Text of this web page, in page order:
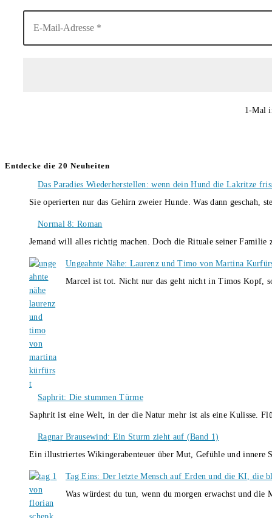
1-Mal
Entdecke die 20 Neuheiten
Das Paradies Wiederherstellen: wenn dein Hund die Lakritze
Sie operierten nur das Gehirn zweier Hunde. Was dann
Normal 8: Roman
Jemand will alles richtig machen. Doch die Rituale seiner
Ungeahnte Nähe: Laurenz und Timo von Martina
Marcel ist tot. Nicht nur das geht nicht in Timos Kopf,
Saphrit: Die stummen Türme
Saphrit ist eine Welt, in der die Natur mehr ist als eine Kulisse.
Ragnar Brausewind: Ein Sturm zieht auf (Band 1)
Ein illustriertes Wikingerabenteuer über Mut, Gefühle und
Tag Eins: Der letzte Mensch auf Erden und die KI, die
Was würdest du tun, wenn du morgen erwachst und